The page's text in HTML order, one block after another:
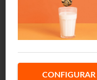
CONFIGURAR